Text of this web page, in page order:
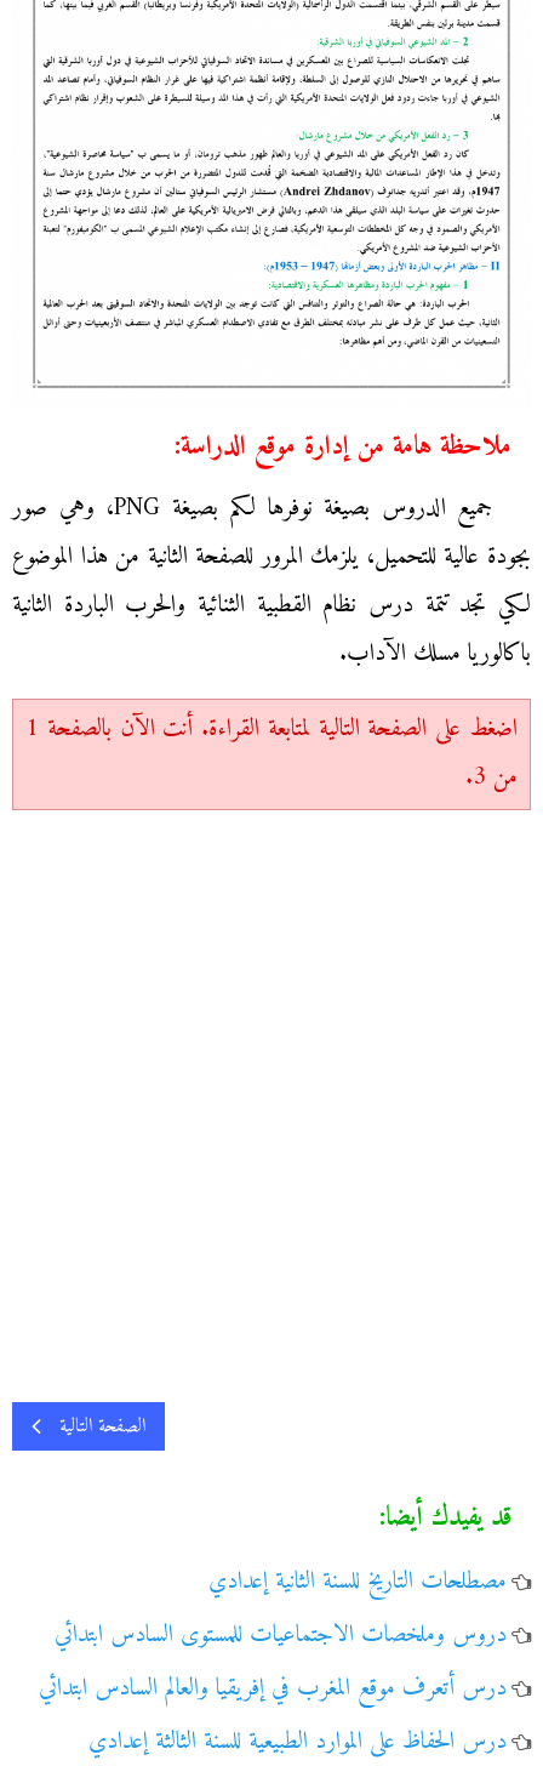
ملاحظة هامة من إدارة موقع الدراسة:
جميع الدروس بصيغة نوفرها لكم بصيغة PNG، وهي صور
بجودة عالية للتحميل، يلزمك المرور للصفحة الثانية من هذا الموضوع
لكي تجد تتمة درس نظام القطبية الثنائية والحرب الباردة الثانية
باكالوريا مسلك الآداب.
اضغط على الصفحة التالية لمتابعة القراءة. أنت الآن بالصفحة 1
من 3.
الصفحة التالية
قد يفيدك أيضا:
مصطلحات التاريخ للسنة الثانية إعدادي
دروس وملخصات الاجتماعيات للمستوى السادس ابتدائي
درس أتعرف موقع المغرب في إفريقيا والعالم السادس ابتدائي
درس الحفاظ على الموارد الطبيعية للسنة الثالثة إعدادي